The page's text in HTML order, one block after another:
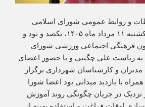
و روابط عمومی شورای اسلامی
کلانشهر اراک ، ظهر یکشنبه ۱۱ مرداد ماه ۱۴۰۵، یکصد و نود و
فرهنگی اجتماعی ورزشی شورای
به ریاست علی چگینی و با حضور اعضای
و کارشناسان شهرداری برگزار
با بازدید میدانی بود اعضا شورا
نزدیک در جریان چگونگی روند آموزش